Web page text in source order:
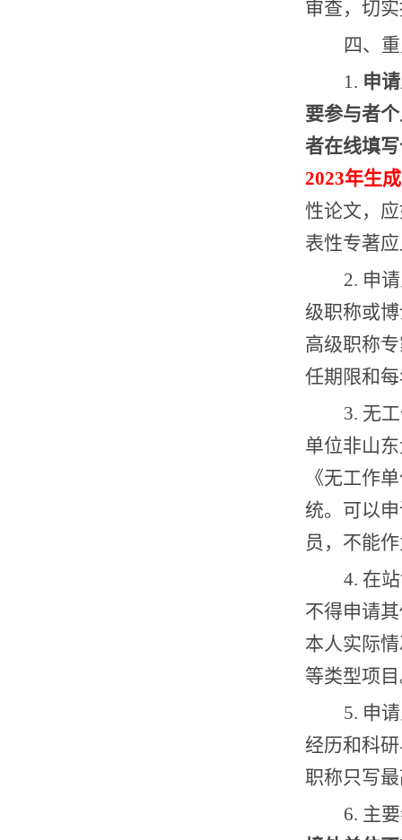
审查，切
四、
1. 申
要参与者
者在线填
2023年生
性论文，
表性专著
2. 申
级职称或
高级职称
任期限和
3. 无
单位非山
《无工作
统。可以
员，不能
4. 在
不得申请
本人实际
等类型项
5. 申
经历和科
职称只写
6. 主